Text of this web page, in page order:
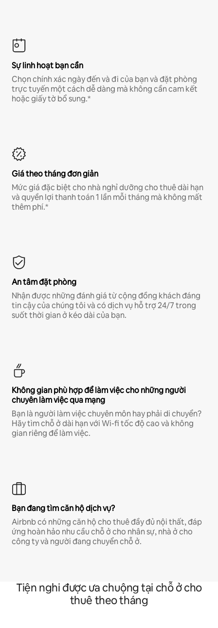
Sự linh hoạt bạn cần
Chọn chính xác ngày đến và đi của bạn và đặt phòng
trực tuyến một cách dễ dàng mà không cần cam kết
hoặc giấy tờ bổ sung.*
Giá theo tháng đơn giản
Mức giá đặc biệt cho nhà nghỉ dưỡng cho thuê dài hạn
và quyền lợi thanh toán 1 lần mỗi tháng mà không mất
thêm phí.*
An tâm đặt phòng
Nhận được những đánh giá từ cộng đồng khách đáng
tin cậy của chúng tôi và có dịch vụ hỗ trợ 24/7 trong
suốt thời gian ở kéo dài của bạn.
Không gian phù hợp để làm việc cho những người
chuyên làm việc qua mạng
Bạn là người làm việc chuyên môn hay phải di chuyển?
Hãy tìm chỗ ở dài hạn với Wi-fi tốc độ cao và không
gian riêng để làm việc.
Bạn đang tìm căn hộ dịch vụ?
Airbnb có những căn hộ cho thuê đầy đủ nội thất, đáp
ứng hoàn hảo nhu cầu chỗ ở cho nhân sự, nhà ở cho
công ty và người đang chuyển chỗ ở.
Tiện nghi được ưa chuộng tại chỗ ở cho
thuê theo tháng